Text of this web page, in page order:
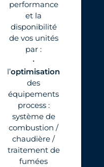
performance
et la
disponibilité
de vos unités
par :
•
l’optimisation
des
équipements
process :
système de
combustion /
chaudière /
traitement de
fumées